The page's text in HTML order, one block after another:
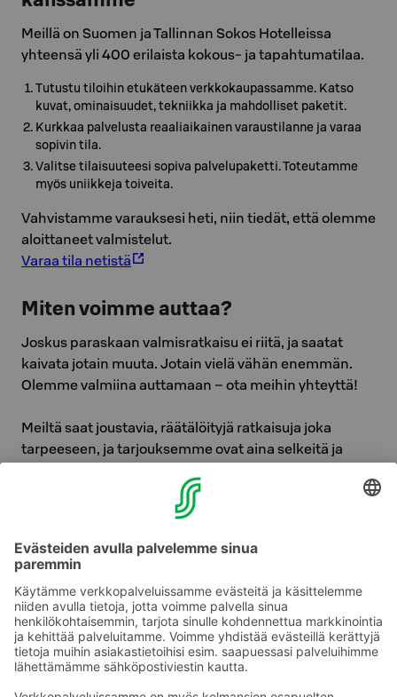
Meillä on Suomen ja Tallinnan Sokos Hotelleissa
yhteensä yli 400 erilaista kokous- ja tapahtumatilaa.
Tutustu tiloihin etukäteen verkkokaupassamme. Katso
kuvat, ominaisuudet, tekniikka ja mahdolliset paketit.
Kurkkaa palvelusta reaaliaikainen varaustilanne ja varaa
sopivin tila.
Valitse tilaisuuteesi sopiva palvelupaketti. Toteutamme
myös uniikkeja toiveita.
Vahvistamme varauksesi heti, niin tiedät, että olemme
aloittaneet valmistelut.
Varaa tila netistä
Miten voimme auttaa?
Joskus paraskaan valmisratkaisu ei riitä, ja saatat
kaivata jotain muuta. Jotain vielä vähän enemmän.
Olemme valmiina auttamaan – ota meihin yhteyttä!
Meiltä saat joustavia, räätälöityjä ratkaisuja joka
tarpeeseen, ja tarjouksemme ovat aina selkeitä ja
ei ole piilokuluja tai odottamattomia yllätyksiä.
helppoja maksaa.
varaa tiloja
Sokos Hotels LIVE – tapaamisiin!